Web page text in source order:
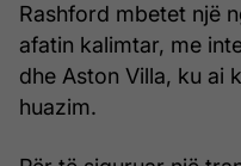
Rashford mbetet një
afatin kalimtar, me
dhe Aston Villa, ku ai
huazim.